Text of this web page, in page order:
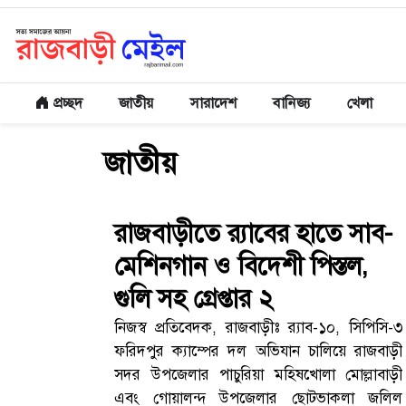
প্রচ্ছদ জাতীয় সারাদেশ বানিজ্য খেলা
জাতীয়
রাজবাড়ীতে র‌্যাবের হাতে সাব-
মেশিনগান ও বিদেশী পিস্তল,
গুলি সহ গ্রেপ্তার ২
নিজস্ব প্রতিবেদক, রাজবাড়ীঃ র‌্যাব-১০, সিপিসি-৩
ফরিদপুর ক্যাম্পের দল অভিযান চালিয়ে রাজবাড়ী
সদর উপজেলার পাচুরিয়া মহিষখোলা মোল্লাবাড়ী
এবং গোয়ালন্দ উপজেলার ছোটভাকলা জলিল